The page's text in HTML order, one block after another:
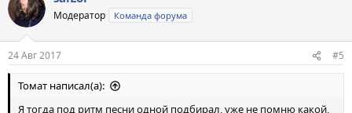
Модератор Команда форума
24 Авг 2017 #5
Томат написал(а):
Я тогда под ритм песни одной подбирал, уже не помню какой,